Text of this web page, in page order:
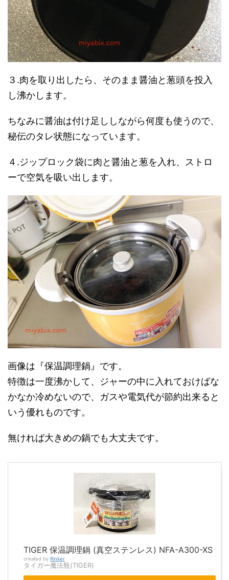
３.肉を取り出したら、そのまま醤油と葱頭を投入
し沸かします。
ちなみに醤油は付け足ししながら何度も使うので、
秘伝のタレ状態になっています。
４.ジップロック袋に肉と醤油と葱を入れ、ストロ
ーで空気を吸い出します。
画像は『保温調理鍋』です。
特徴は一度沸かして、ジャーの中に入れておけばな
かなか冷めないので、ガスや電気代が節約出来ると
いう優れものです。
無ければ大きめの鍋でも大丈夫です。
TIGER 保温調理鍋 (真空ステンレス) NFA-A300-XS
created by Rinker
タイガー魔法瓶(TIGER)